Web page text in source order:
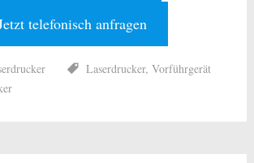
telefonisch anfragen
Laserdrucker, Vorführgerät